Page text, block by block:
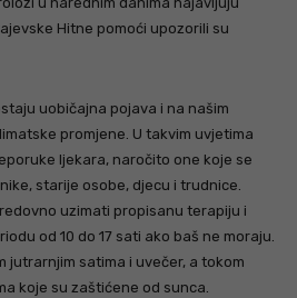
Hitne pomoći upozorili su
uobičajna pojava i na našim
promjene. U takvim uvjetima
ljekara, naročito one koje se
starije osobe, djecu i trudnice.
uzimati propisanu terapiju i
od 10 do 17 sati ako baš ne moraju.
jutrarnjim satima i uvečer, a tokom
koje su zaštićene od sunca.